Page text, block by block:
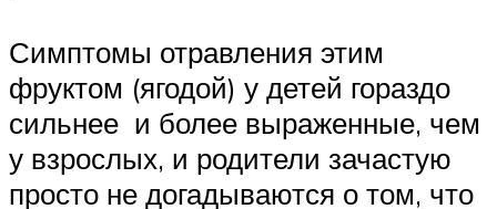
Симптомы отравления этим
фруктом (ягодой) у детей гораздо
сильнее и более выраженные, чем
у взрослых, и родители зачастую
просто не догадываются о том, что